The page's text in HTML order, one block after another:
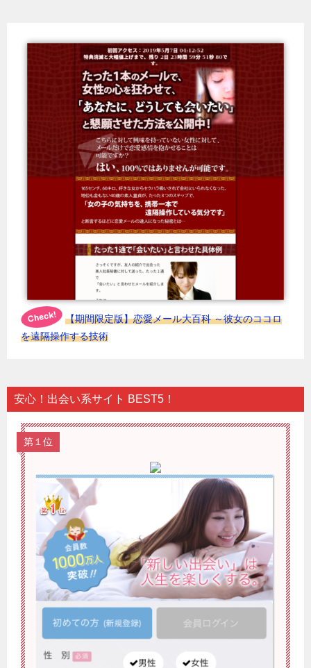
【期間限定版】恋愛メール大百科 ～彼女のココロ
を遠隔操作する技術
安心！出会い系サイト BEST5！
第１位